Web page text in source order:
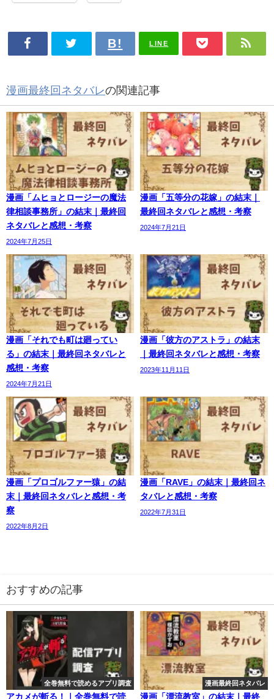
LINE
漫画最終回ネタバレの関連記事
漫画「ムヒョとロージーの魔法
律相談事務所」の結末｜最終回
ネタバレと感想・考察
2024年7月25日
漫画「五等分の花嫁」の結末｜
最終回ネタバレと感想・考察
2024年7月21日
漫画「それでも町は廻ってい
る」の結末｜最終回ネタバレと
感想・考察
2024年7月21日
漫画「彼方のアストラ」の結末
｜最終回ネタバレと感想・考察
2023年11月11日
漫画「プロゴルファー猿」の結
末｜最終回ネタバレと感想・考
察
2022年8月2日
漫画「RAVE」の結末｜最終回ネ
タバレと感想・考察
2022年7月31日
おすすめの記事
全巻無料で読めるアプリ調査
アカメが斬る！｜全巻無料で読
漫画最終回ネタバレ
漫画「漂流教室」の結末｜最終